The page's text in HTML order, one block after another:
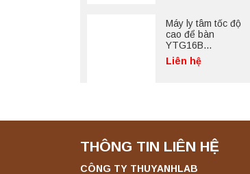
Máy ly tâm tốc độ
cao để bàn
YTG16B
Yonglekang – Thiết
bị ly tâm phòng thí
Liên hệ
THÔNG TIN LIÊN HỆ
CÔNG TY THUYANHLAB